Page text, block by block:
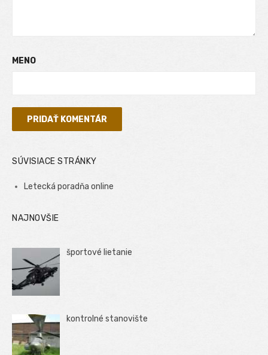
MENO
SÚVISIACE STRÁNKY
Letecká poradňa online
NAJNOVŠIE
športové lietanie
kontrolné stanovište